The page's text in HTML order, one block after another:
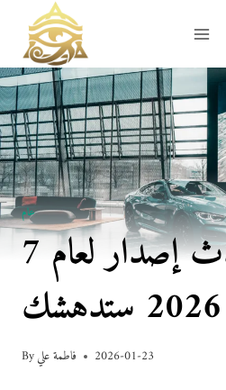
content
عام
7 سيارات أحدث إصدار لعام
2026 ستدهشك
Byفاطمة علي 2026-01-23